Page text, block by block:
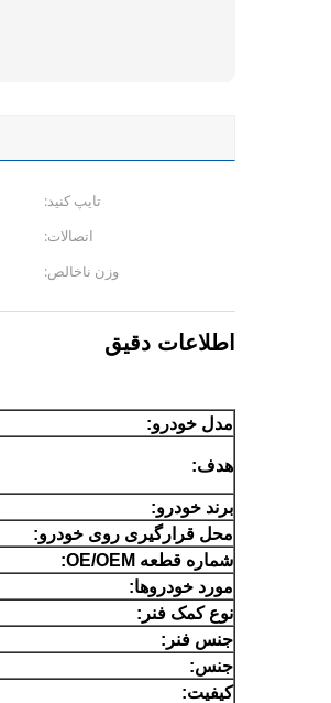
تایپ کنید:
اتصالات:
وزن ناخالص:
اطلاعات دقیق
مدل خودرو:
هدف:
برند خودرو:
محل قرارگیری روی خودرو:
شماره قطعه OE/OEM:
مورد خودروها:
نوع کمک فنر:
جنس فنر:
جنس:
کیفیت: